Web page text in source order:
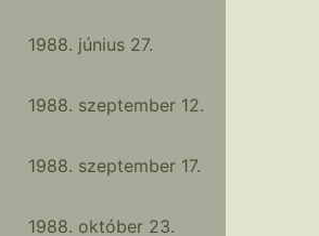
1988. június 27.
1988. szeptember 12.
1988. szeptember 17.
1988. október 23.